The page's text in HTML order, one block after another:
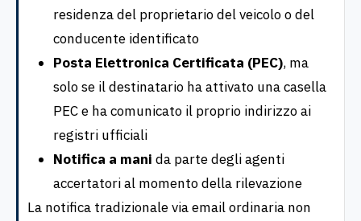
residenza del proprietario del veicolo o del
conducente identificato
Posta Elettronica Certificata (PEC), ma
solo se il destinatario ha attivato una casella
PEC e ha comunicato il proprio indirizzo ai
registri ufficiali
Notifica a mani da parte degli agenti
accertatori al momento della rilevazione
La notifica tradizionale via email ordinaria non